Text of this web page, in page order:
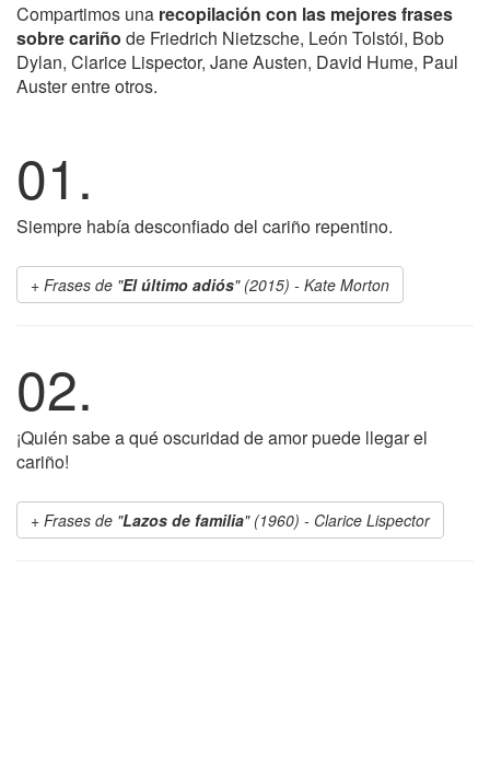
Compartimos una recopilación con las mejores frases
sobre cariño de Friedrich Nietzsche, León Tolstói, Bob
Dylan, Clarice Lispector, Jane Austen, David Hume, Paul
Auster entre otros.
01.
Siempre había desconfiado del cariño repentino.
Frases de "El último adiós" (2015) - Kate Morton
02.
¡Quién sabe a qué oscuridad de amor puede llegar el
cariño!
Frases de "Lazos de familia" (1960) - Clarice Lispector